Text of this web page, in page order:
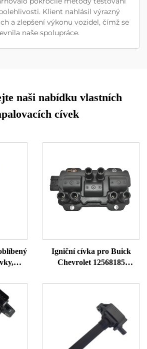
Klient nahlásil výrazný
a zlepšení výkonu vozidel, čímž se
naše spolupráce.
naši nabídku vlastních
cívek
cívla,
Igniční cívka pro Buick
Chevrolet 12568185
12595088 5114AA145
H006T94172ZC
H6T40171ZC H6T40271ZC